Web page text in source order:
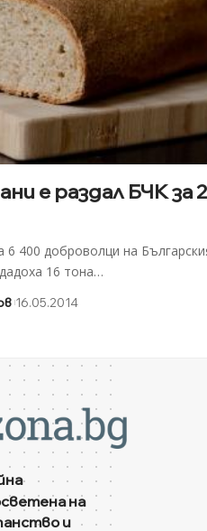
е раздал БЧК за
6 400 доброволци на
16 тона…
16.05.2014
на
и